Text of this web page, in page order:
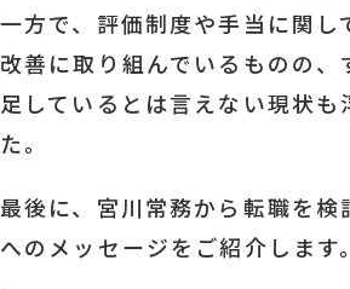
一方で、評価制度や手当に関し
改善に取り組んでいるものの、
足しているとは言えない現状も
た。
最後に、宮川常務から転職を検
へのメッセージをご紹介します。